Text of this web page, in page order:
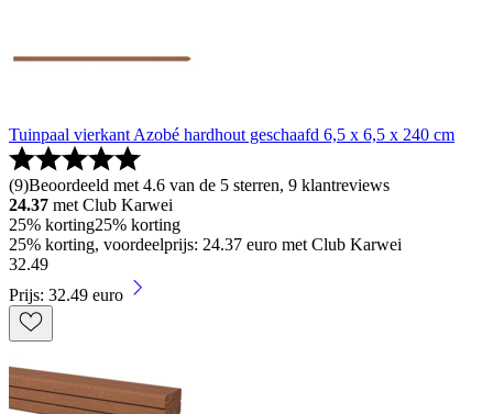
Tuinpaal vierkant Azobé hardhout geschaafd 6,5 x 6,5 x 240 cm
(9)Beoordeeld met 4.6 van de 5 sterren, 9 klantreviews
24.37 met Club Karwei
25% korting25% korting
25% korting, voordeelprijs: 24.37 euro met Club Karwei
32.49
Prijs: 32.49 euro